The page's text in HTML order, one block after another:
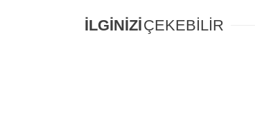
İLGİNİZİÇEKEBİLİR